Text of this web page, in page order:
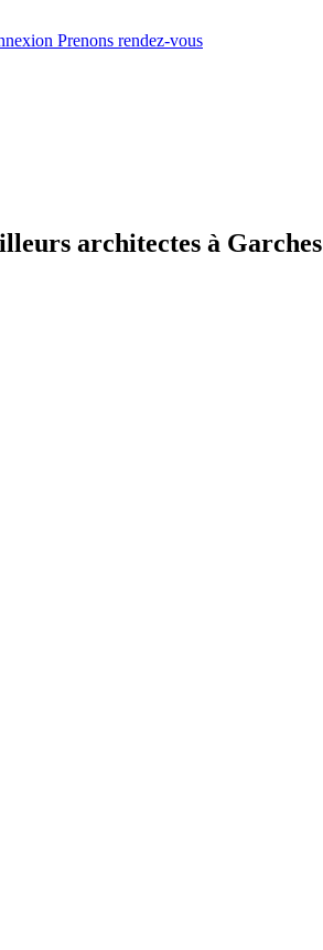
Prenons rendez-vous
architectes à Garches